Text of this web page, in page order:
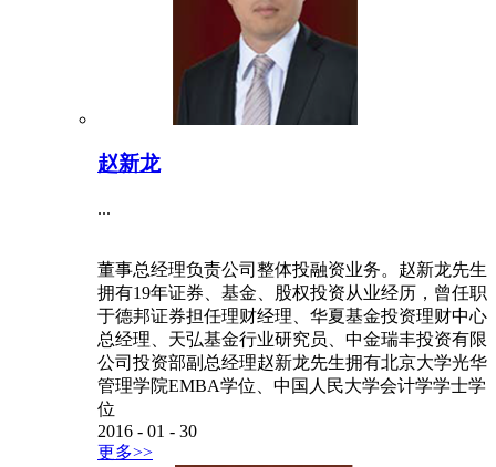
赵新龙
...
董事总经理负责公司整体投融资业务。赵新龙先生
拥有19年证券、基金、股权投资从业经历，曾任职
于德邦证券担任理财经理、华夏基金投资理财中心
总经理、天弘基金行业研究员、中金瑞丰投资有限
公司投资部副总经理赵新龙先生拥有北京大学光华
管理学院EMBA学位、中国人民大学会计学学士学
位
2016 - 01 - 30
更多>>